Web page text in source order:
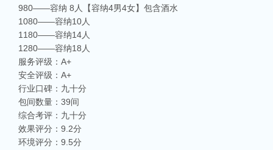
980——容纳 8人【容纳4男4女】包含酒水
1080——容纳10人
1180——容纳14人
1280——容纳18人
服务评级：A+
安全评级：A+
行业口碑：九十分
包间数量：39间
综合考评：九十分
效果评分：9.2分
环境评分：9.5分